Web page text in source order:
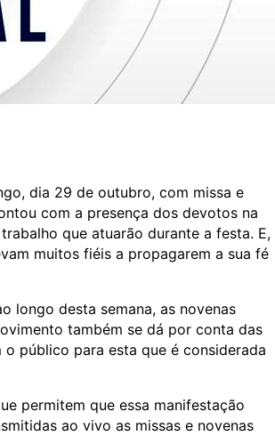
dia 29 de outubro, com missa e
com a presença dos devotos na
que atuarão durante a festa. E,
muitos fiéis a propagarem a sua fé
longo desta semana, as novenas
também se dá por conta das
público para esta que é considerada
permitem que essa manifestação
ao vivo as missas e novenas